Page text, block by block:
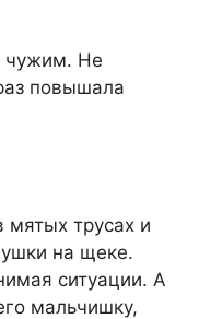
чужим. Не
повышала
мятых трусах и
на щеке.
ситуации. А
мальчишку,